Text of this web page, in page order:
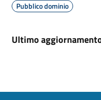
Pubblico dominio
Ultimo